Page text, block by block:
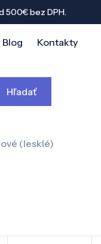
500€ bez DPH.
Blog Kontakty
Hľadať
(lesklé)